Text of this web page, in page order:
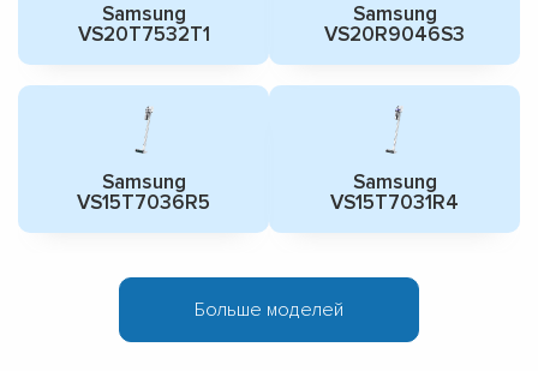
Samsung
VS20T7532T1
Samsung
VS20R9046S3
Samsung
VS15T7036R5
Samsung
VS15T7031R4
Больше моделей